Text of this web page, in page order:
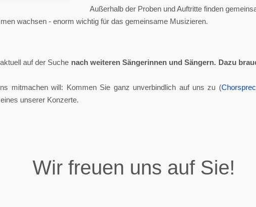
Außerhalb der Proben und Auftritte finden
wachsen - enorm wichtig für das gemeinsame Musizieren.
auf der Suche nach weiteren Sängerinnen und Sängern. Dazu
mitmachen will: Kommen Sie ganz unverbindlich auf uns zu (
unserer Konzerte.
Wir freuen uns auf Sie!